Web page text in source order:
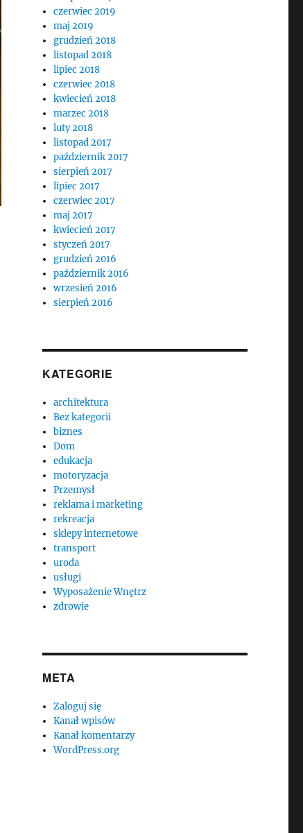
czerwiec 2019
maj 2019
grudzień 2018
listopad 2018
lipiec 2018
czerwiec 2018
kwiecień 2018
marzec 2018
luty 2018
listopad 2017
październik 2017
sierpień 2017
lipiec 2017
czerwiec 2017
maj 2017
kwiecień 2017
styczeń 2017
grudzień 2016
październik 2016
wrzesień 2016
sierpień 2016
KATEGORIE
architektura
Bez kategorii
biznes
Dom
edukacja
motoryzacja
Przemysł
reklama i marketing
rekreacja
sklepy internetowe
transport
uroda
usługi
Wyposażenie Wnętrz
zdrowie
META
Zaloguj się
Kanał wpisów
Kanał komentarzy
WordPress.org